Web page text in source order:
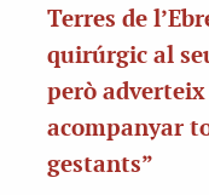
Terres de
quirúrgic al
però adverteix
acompanyar
gestants”